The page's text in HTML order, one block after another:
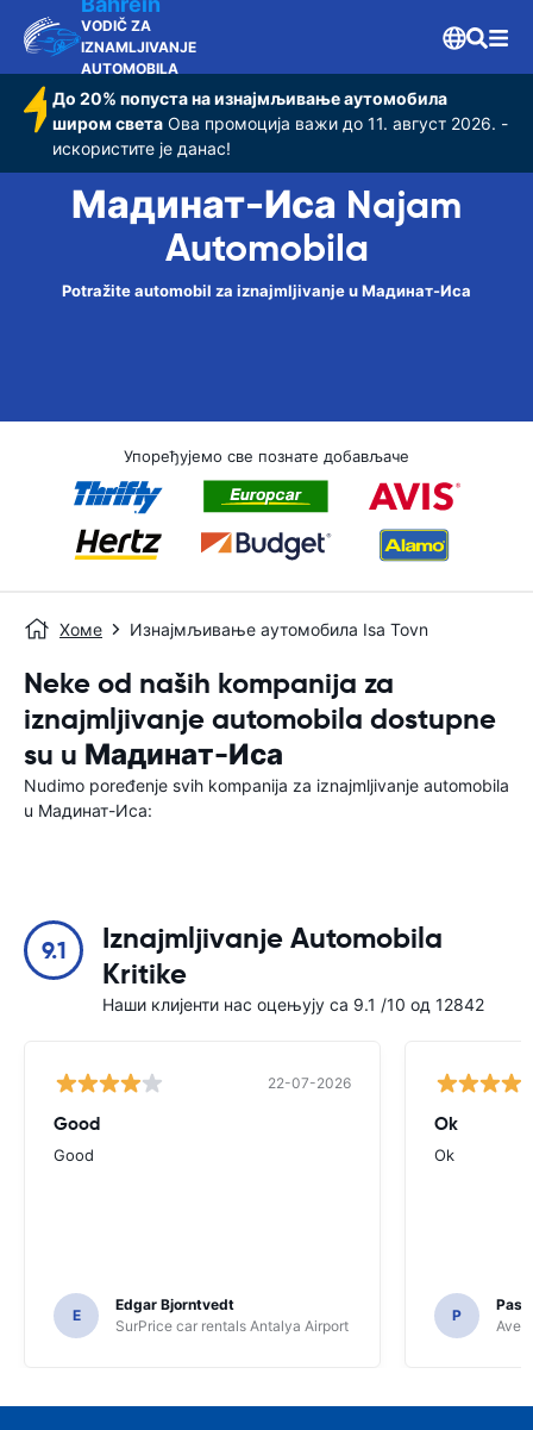
VODIČ ZA
IZNAMLJIVANJE
AUTOMOBILA
До 20% попуста на изнајмљивање аутомобила
широм света Ова промоција важи до 11. август 2026. -
искористите је данас!
Мадинат-Иса Najam
Automobila
Potražite automobil za iznajmljivanje u Мадинат-Иса
Упоређујемо све познате добављаче
Хоме Изнајмљивање аутомобила Isa Tovn
Neke od naših kompanija za
iznajmljivanje automobila dostupne
su u Мадинат-Иса
Nudimo poređenje svih kompanija za iznajmljivanje automobila
u Мадинат-Иса:
9.1
Iznajmljivanje Automobila
Kritike
Наши клијенти нас оцењују са 9.1 /10 од 12842
22-07-2026
Good
Good
E
Edgar Bjorntvedt
SurPrice car rentals Antalya Airport
Ok
Ok
P
Avec